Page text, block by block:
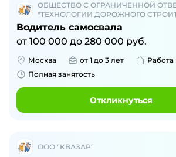
ОБЩЕСТВО С ОГРАНИЧЕННОЙ
"ТЕХНОЛОГИИ ДОРОЖНОГО
Водитель самосвала
от 100 000 до 280 000 руб.
Москва от 1 до 3 лет
Работа
Полная занятость
Откликнуться
ООО "КВАЗАР"